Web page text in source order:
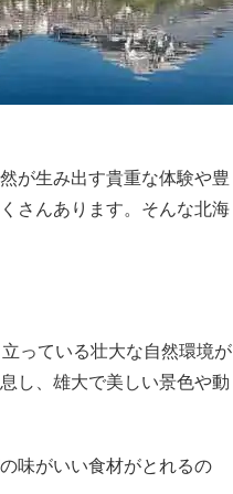
が生み出す貴重な体験や豊
さんあります。そんな北海
っている壮大な自然環境が
し、雄大で美しい景色や動
味がいい食材がとれるの